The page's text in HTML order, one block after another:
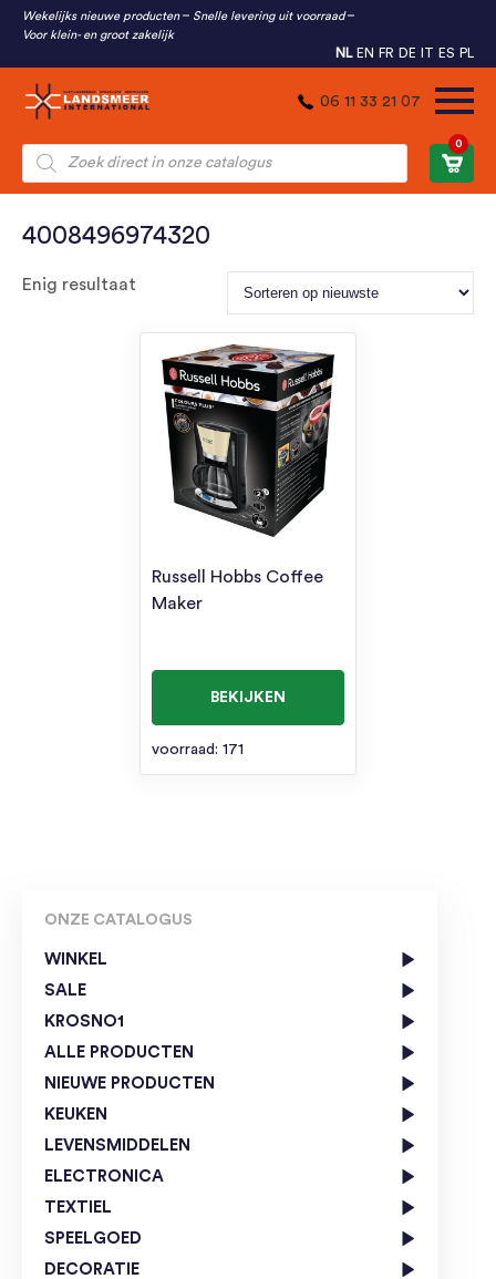
Wekelijks nieuwe producten
Snelle levering uit voorraad
Voor klein- en groot zakelijk
NL EN FR DE IT ES PL
06 11 33 21 07
Producten
zoeken
0
ONZE CATALOGUS
WINKEL
SALE
KROSNO1
ALLE PRODUCTEN
NIEUWE PRODUCTEN
KEUKEN
LEVENSMIDDELEN
ELECTRONICA
TEXTIEL
SPEELGOED
DECORATIE
4008496974320
Enig resultaat
Russell Hobbs Coffee
Maker
BEKIJKEN
voorraad: 171